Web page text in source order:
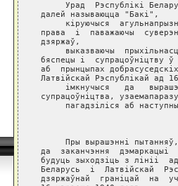
Урад  Рэспублiкi
далей называюцца "Бакi",
кiруючыся
права  i  паважаючы
дзяржаў,
выказваючы
бяспецы i  супрацоўнiцтву ў
аб  прынцыпах
Латвiйскай Рэспублiкай ад
iмкнучыся   да
супрацоўнiцтва,
пагадзiлiся аб
Пры вырашэннi
да  заканчэння  дэмаркацыi
будуць зыходзiць з лiнii
Беларусь  i  Латвiйскай
дзяржаўнай  гранiцай  на